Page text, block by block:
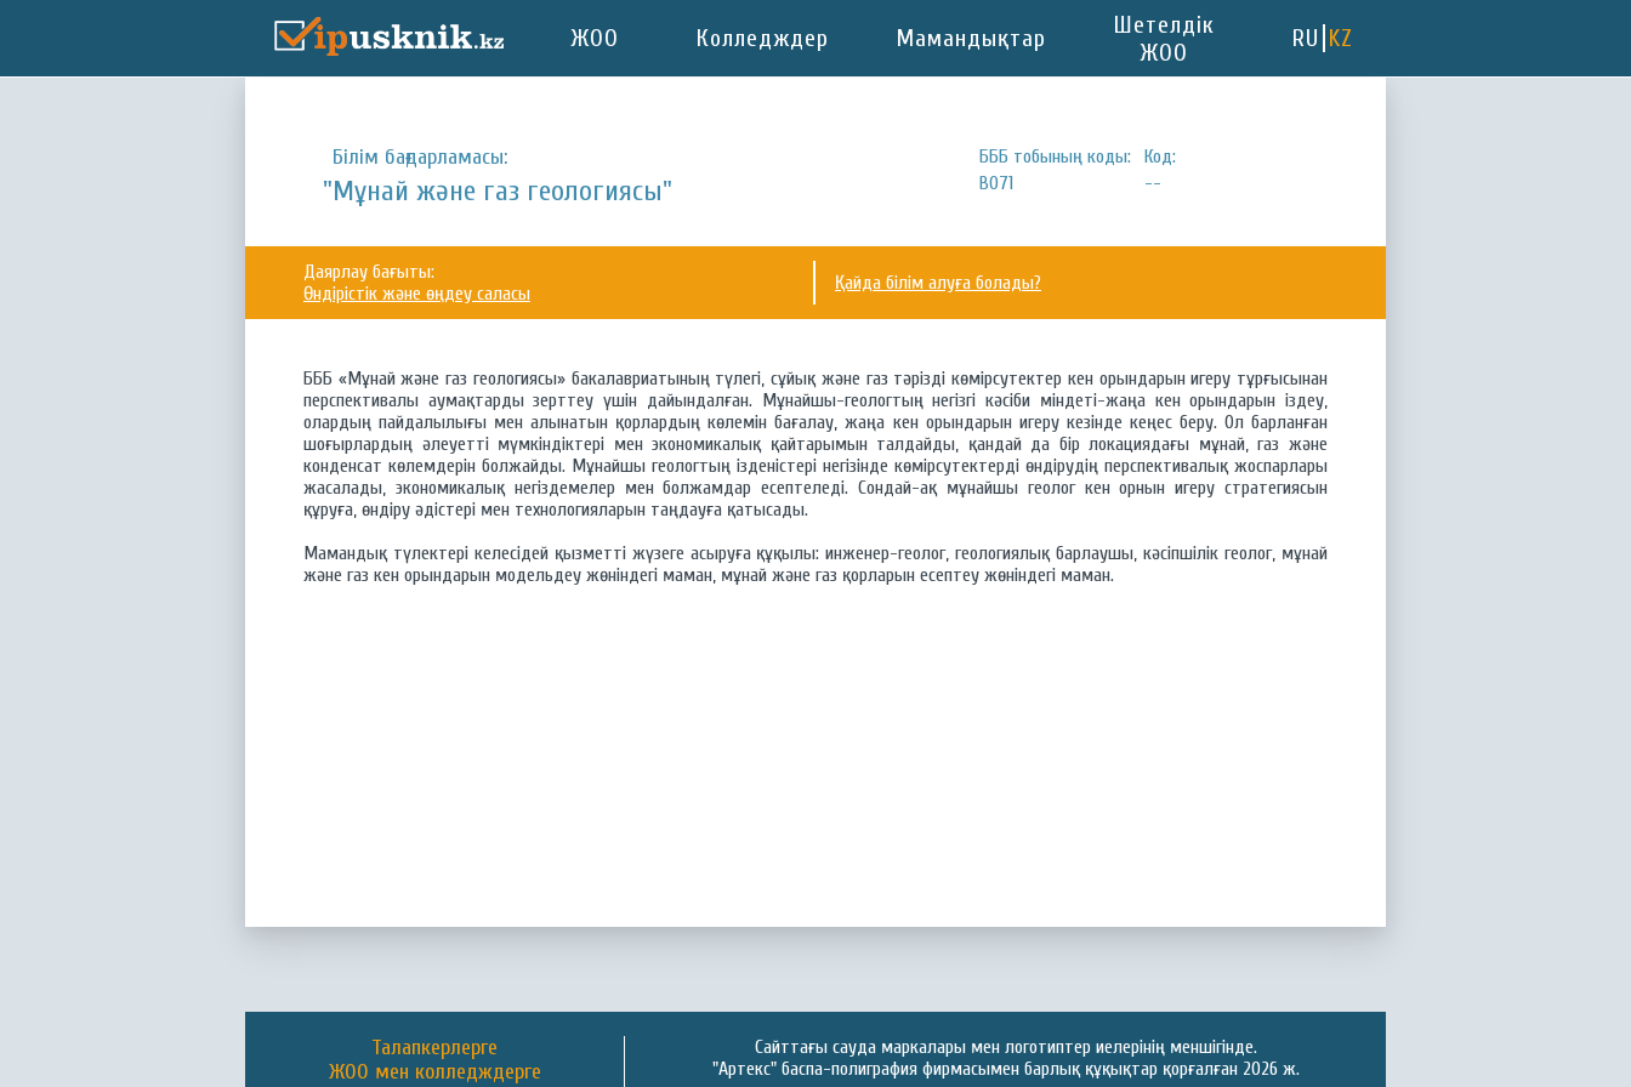
ЖОО Колледждер Мамандықтар
Шетелдік
ЖОО
RU KZ
Білім бағдарламасы:
"Мұнай және газ геологиясы"
БББ тобының коды:
B071
Код:
--
Даярлау бағыты:
Өндірістік және өңдеу саласы
Қайда білім алуға болады?
БББ «Мұнай және газ геологиясы» бакалавриатының түлегі, сұйық және газ тәрізді көмірсутектер кен орындарын игеру тұрғысынан
перспективалы аумақтарды зерттеу үшін дайындалған. Мұнайшы-геологтың негізгі кәсіби міндеті-жаңа кен орындарын іздеу,
олардың пайдалылығы мен алынатын қорлардың көлемін бағалау, жаңа кен орындарын игеру кезінде кеңес беру. Ол барланған
шоғырлардың әлеуетті мүмкіндіктері мен экономикалық қайтарымын талдайды, қандай да бір локациядағы мұнай, газ және
конденсат көлемдерін болжайды. Мұнайшы геологтың ізденістері негізінде көмірсутектерді өндірудің перспективалық жоспарлары
жасалады, экономикалық негіздемелер мен болжамдар есептеледі. Сондай-ақ мұнайшы геолог кен орнын игеру стратегиясын
құруға, өндіру әдістері мен технологияларын таңдауға қатысады.
Мамандық түлектері келесідей қызметті жүзеге асыруға құқылы: инженер-геолог, геологиялық барлаушы, кәсіпшілік геолог, мұнай
және газ кен орындарын модельдеу жөніндегі маман, мұнай және газ қорларын есептеу жөніндегі маман.
Талапкерлерге
ЖОО мен колледждерге
Сайттағы сауда маркалары мен логотиптер иелерінің меншігінде.
"Артекс" баспа-полиграфия фирмасымен барлық құқықтар қорғалған 2026 ж.